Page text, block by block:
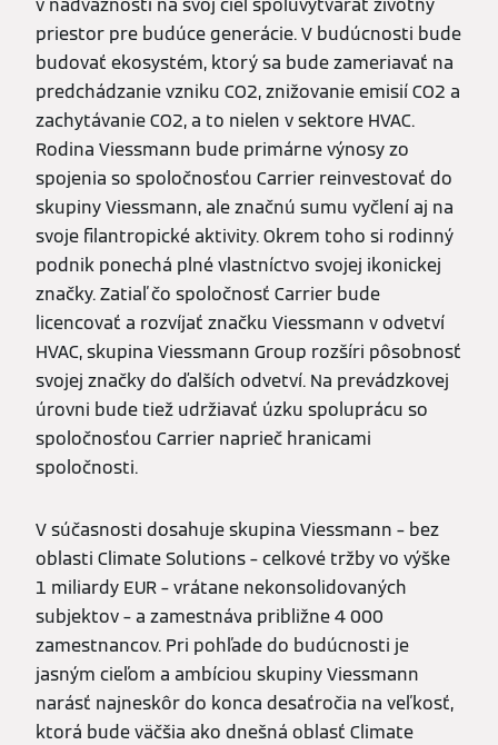
v nadväznosti na svoj cieľ spoluvytvárať životný
priestor pre budúce generácie. V budúcnosti bude
budovať ekosystém, ktorý sa bude zameriavať na
predchádzanie vzniku CO2, znižovanie emisií CO2 a
zachytávanie CO2, a to nielen v sektore HVAC.
Rodina Viessmann bude primárne výnosy zo
spojenia so spoločnosťou Carrier reinvestovať do
skupiny Viessmann, ale značnú sumu vyčlení aj na
svoje filantropické aktivity. Okrem toho si rodinný
podnik ponechá plné vlastníctvo svojej ikonickej
značky. Zatiaľ čo spoločnosť Carrier bude
licencovať a rozvíjať značku Viessmann v odvetví
HVAC, skupina Viessmann Group rozšíri pôsobnosť
svojej značky do ďalších odvetví. Na prevádzkovej
úrovni bude tiež udržiavať úzku spoluprácu so
spoločnosťou Carrier naprieč hranicami
spoločnosti.
V súčasnosti dosahuje skupina Viessmann – bez
oblasti Climate Solutions – celkové tržby vo výške
1 miliardy EUR – vrátane nekonsolidovaných
subjektov – a zamestnáva približne 4 000
zamestnancov. Pri pohľade do budúcnosti je
jasným cieľom a ambíciou skupiny Viessmann
narásť najneskôr do konca desaťročia na veľkosť,
ktorá bude väčšia ako dnešná oblasť Climate